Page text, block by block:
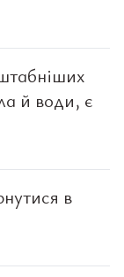
й води, є
в